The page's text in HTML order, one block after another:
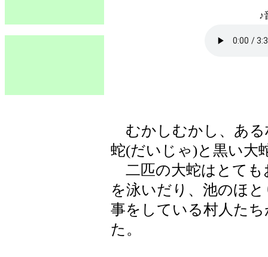
♪
むかしむかし、ある
蛇(だいじゃ)と黒い大
二匹の大蛇はとても
を泳いだり、池のほ
事をしている村人た
た。